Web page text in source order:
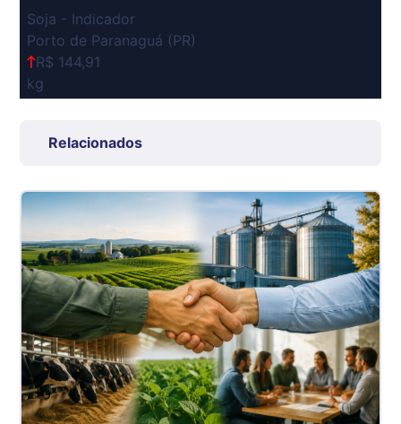
Soja - Indicador
Porto de Paranaguá (PR)
R$ 144,91
kg
Grande São Paulo (SP)
R$ 7,53
Suíno - Estadual
SP
R$ 5,08
kg
Suíno - Estadual
MG
R$ 5,07
kg
Suíno - Estadual
PR
Relacionados